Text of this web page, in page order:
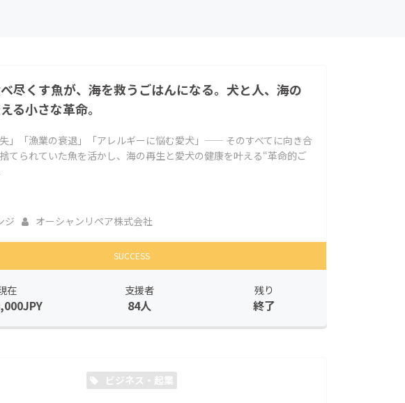
コミュニティ
尽くす魚が、海を救うごはんになる。犬と人、海の
る小さな革命。
失」「漁業の衰退」「アレルギーに悩む愛犬」—— そのすべてに向き合
てられていた魚を活かし、海の再生と愛犬の健康を叶える“革命的ご
ジ オーシャンリペア株式会社
SUCCESS
在 支援者
84人
残り
終了
ビジネス・起業